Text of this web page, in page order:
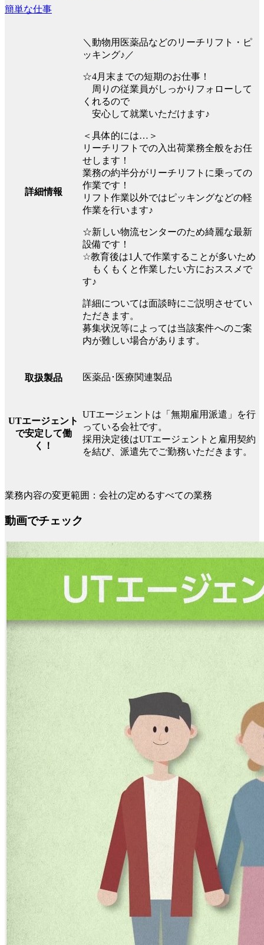
簡単な仕事
詳細情報
＼動物用医薬品などのリーチリフト・ピ
ッキング♪／
☆4月末までの短期のお仕事！
周りの従業員がしっかりフォローして
くれるので
安心して就業いただけます♪
＜具体的には…＞
リーチリフトでの入出荷業務全般をお任
せします！
業務の約半分がリーチリフトに乗っての
作業です！
リフト作業以外ではピッキングなどの軽
作業を行います♪
☆新しい物流センターのため綺麗な最新
設備です！
☆教育後は1人で作業することが多いため
もくもくと作業したい方におススメで
す♪
詳細については面談時にご説明させてい
ただきます。
募集状況等によっては当該案件へのご案
内が難しい場合があります。
取扱製品 医薬品･医療関連製品
UTエージェント
で安定して働
く！
UTエージェントは「無期雇用派遣」を行
っている会社です。
採用決定後はUTエージェントと雇用契約
を結び、派遣先でご勤務いただきます。
業務内容の変更範囲：会社の定めるすべての業務
動画でチェック